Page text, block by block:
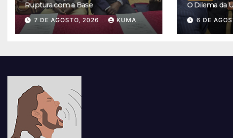
Ruptura com a Base
7 DE AGOSTO, 2026 KUMA
O Dilema da
6 DE